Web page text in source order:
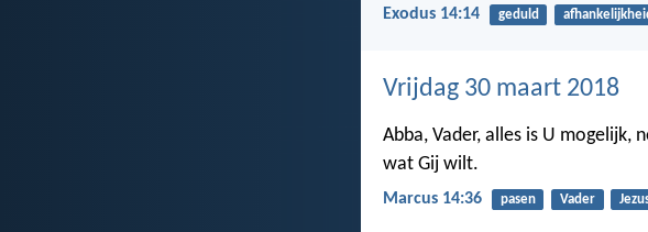
Exodus 14:14 geduld
Vrijdag 30 maart 2018
Abba, Vader, alles is U mogelijk,
wat Gij wilt.
Marcus 14:36 pasen Vader